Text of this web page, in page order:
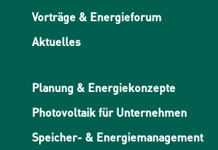
Vorträge & Energieforum
Aktuelles
Planung & Energiekonzepte
Photovoltaik für Unternehmen
Speicher- & Energiemanagement